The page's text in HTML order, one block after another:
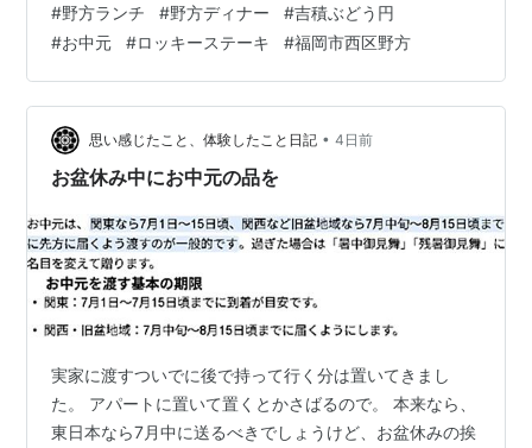
生まれの天官（天神さま）を、中元の日には中元生まれ
の地官（慈悲神さま）を、下元には下元生まれの水官
（水と火を防ぐ神さま）の三官をまつり、この三官のう
ち7月15日の中元の慈悲神様が仏教の「盂蘭盆会」（お
盆）の行事と結びついたと言われている。これらのうち
中元だけが日本に伝わり、盆と混じり合い、仏に供える
お供物を親戚や隣近所に贈る習慣となったよう。この
「お中元」のことを地方では「盆供」や「盆礼」と呼ぶ
ところもあると聞きますが、先祖へのお供とお世話にな
った方々への贈り物だった。
でもヘルシーにと思いサガリにしたけど、バターたっぷ
り乗ってます😅 もっと焼きたい人は、手前の空いたとこ
ろで焼けばオッケー👌 🥕人参も🥔ジャガイモも、お箸で
スーっと切れるほど柔らかくて美味しかったです。 週末
大忙しでくたびれてたけど、ちょっと元気出た⤴️ ロッキー
ステーキを出て、吉…
#野方ランチ #野方ディナー #吉積ぶどう円
#お中元 #ロッキーステーキ #福岡市西区野方
思い感じたこと、体験したこと日記 • 4日前
お盆休み中にお中元の品を
実家に渡すついでに後で持って行く分は置いてきまし
た。 アパートに置いて置くとかさばるので。 本来なら、
東日本なら7月中に送るべきでしょうけど、お盆休みの挨